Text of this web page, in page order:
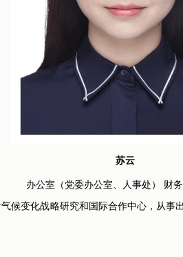
苏云
办公室（党委办公室、人事处） 财
候变化战略研究和国际合作中心，从事